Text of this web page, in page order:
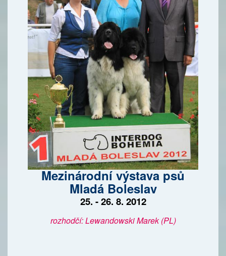
Mezinárodnívýstava psů
Mladá Boleslav
25. -26. 8. 2012
rozhodčí: Lewandowski Marek (PL)